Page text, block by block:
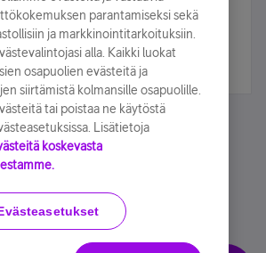
Accessibility statement
parantamiseksi sekä
ja markkinointitarkoituksiin.
alla. Kaikki luokat
osapuolien evästeitä ja
siirtämistä kolmansille osapuolille.
tai poistaa ne käytöstä
Lisätietoja
koskevasta